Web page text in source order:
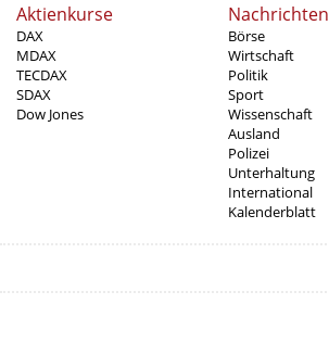
Aktienkurse
DAX
MDAX
TECDAX
SDAX
Dow Jones
Nachrichten
Börse
Wirtschaft
Politik
Sport
Wissenschaft
Ausland
Polizei
Unterhaltung
International
Kalenderblatt